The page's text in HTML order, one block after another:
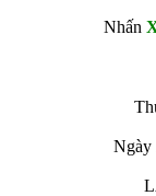
Nhấn
Ngày